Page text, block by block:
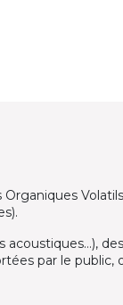
acoustiques…),
par le public,